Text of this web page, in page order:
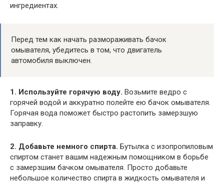
ингредиентах.
Перед тем как начать размораживать бачок
омывателя, убедитесь в том, что двигатель
автомобиля выключен.
1. Используйте горячую воду. Возьмите ведро с
горячей водой и аккуратно полейте ею бачок омывателя.
Горячая вода поможет быстро растопить замерзшую
заправку.
2. Добавьте немного спирта. Бутылка с изопропиловым
спиртом станет вашим надежным помощником в борьбе
с замерзшим бачком омывателя. Просто добавьте
небольшое количество спирта в жидкость омывателя и